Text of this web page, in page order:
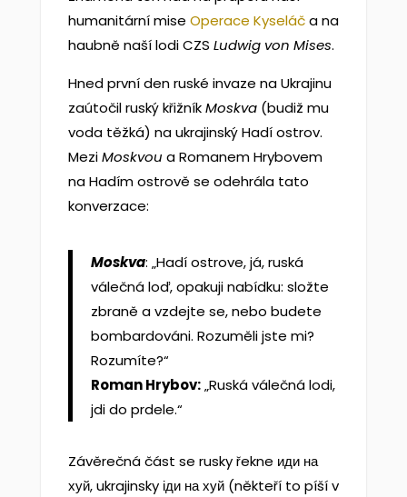
humanitární mise Operace Kyseláča na
haubně naší lodi CZS Ludwig von Mises.
Hned první den ruské invaze na Ukrajinu
zaútočil ruský křižníkMoskva (budiž mu
voda těžká) na ukrajinský Hadí ostrov.
MeziMoskvou a Romanem Hrybovem
na Hadím ostrově se odehrála tato
konverzace:
Moskva: „Hadí ostrove, já, ruská
válečná loď, opakuji nabídku: složte
zbraně a vzdejte se, nebo budete
bombardováni. Rozuměli jste mi?
Rozumíte?“
Roman Hrybov:„Ruská válečná lodi,
jdi do prdele.“
Závěrečná část se rusky řekne иди на
хуй, ukrajinsky іди на хуй (někteří to píší v